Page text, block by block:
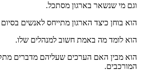
וגם מי שנשאר בארגון מסתכל.
הוא בוחן כיצד הארגון מתייחס לאנשים
הוא לומד מה באמת חשוב למנהלים שלו.
הוא מבין האם הערכים שעליהם מדברים
המורכבים.